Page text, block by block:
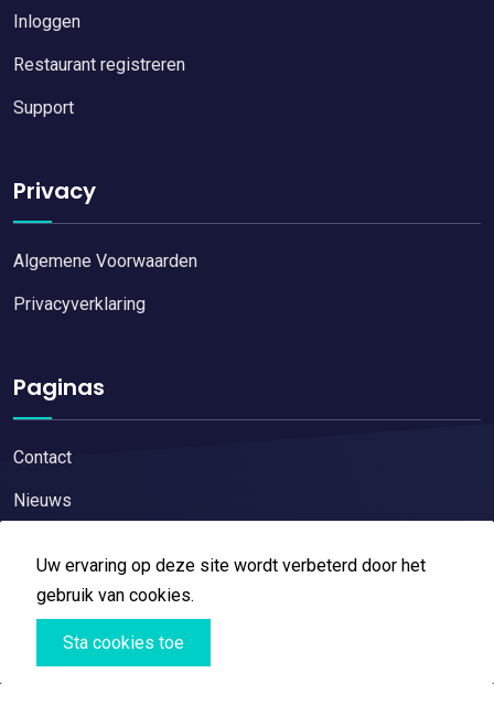
Uw ervaring op deze site wordt verbeterd door het
gebruik van cookies.
Sta cookies toe
Inloggen
Restaurant registreren
Support
Privacy
Algemene Voorwaarden
Privacyverklaring
Paginas
Contact
Nieuws
Copyright © 2026